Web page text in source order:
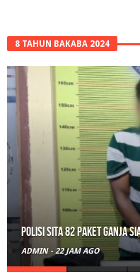
8 TAHUN BAKABA 2024
Polisi Sita 82 Paket Ganja
ADMIN - 22 JAM AGO